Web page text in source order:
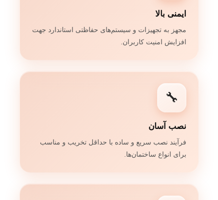
ایمنی بالا
مجهز به تجهیزات و سیستم‌های حفاظتی استاندارد جهت
افزایش امنیت کاربران.
🔧
نصب آسان
فرآیند نصب سریع و ساده با حداقل تخریب و مناسب
برای انواع ساختمان‌ها.